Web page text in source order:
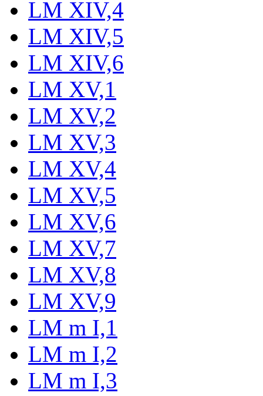
LM XIV,4
LM XIV,5
LM XIV,6
LM XV,1
LM XV,2
LM XV,3
LM XV,4
LM XV,5
LM XV,6
LM XV,7
LM XV,8
LM XV,9
LM m I,1
LM m I,2
LM m I,3